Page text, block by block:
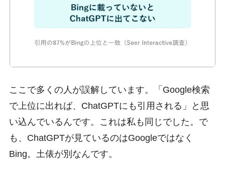
ここで多くの人が誤解しています。「Google検索
で上位に出れば、ChatGPTにも引用される」と思
い込んでいるんです。これは私も同じでした。で
も、ChatGPTが見ているのはGoogleではなく
Bing。土俵が別なんです。